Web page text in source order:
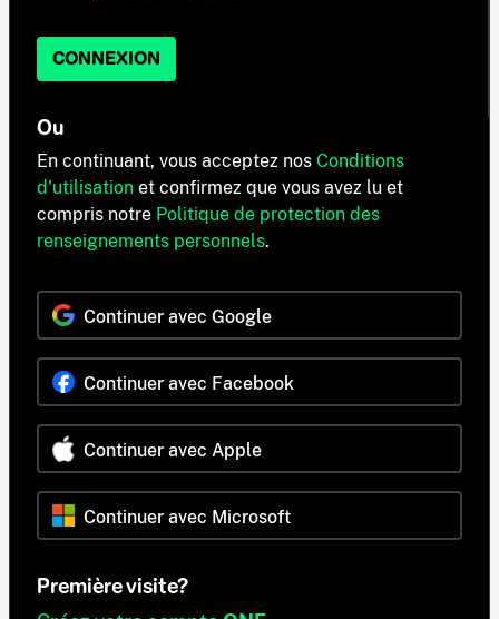
CONNEXION
Ou
En continuant, vous acceptez nos Conditions
d'utilisation et confirmez que vous avez lu et
compris notre Politique de protection des
renseignements personnels.
Continuer avec Google
Continuer avec Facebook
Continuer avec Apple
Continuer avec Microsoft
Première visite?